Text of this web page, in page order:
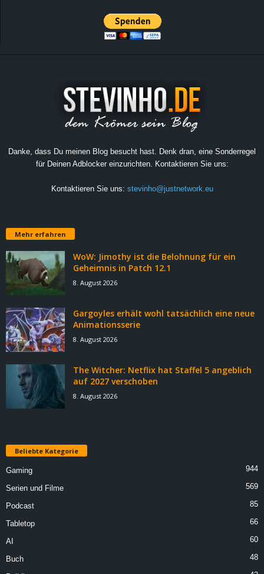
Danke, dass Du meinen Blog besucht hast. Denk dran, eine Sonderregel
für Deinen Adblocker einzurichten. Kontaktieren Sie uns:
Kontaktieren Sie uns: stevinho@justnetwork.eu
Mehr erfahren
WoW: Jimothy ist die Belohnung für ein
Geheimnis in Patch 12.1
8. August 2026
Gargoyles erhält wohl tatsächlich eine neue
Animationsserie
8. August 2026
The Witcher: Netflix hat Staffel 5 angeblich
auf 2027 verschoben
8. August 2026
Beliebte Kategorie
Gaming 944
Serien und Filme 569
Podcast 85
Tabletop 66
AI 60
Buch 48